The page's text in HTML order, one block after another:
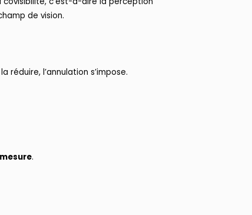
de vision.
réduire, l’annulation s’impose.
.